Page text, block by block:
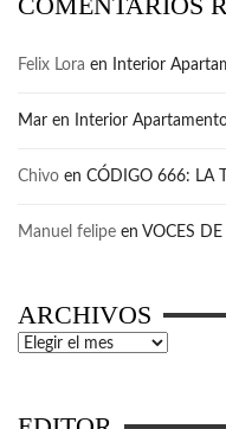
Felix Lora en Interior
Mar en Interior
Chivo en CÓDIGO 666: LA
Manuel felipe en VOCES
ARCHIVOS
Archivos